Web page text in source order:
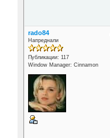
rado84
Напреднали
Публикации: 117
Window Manager: Cinnamon